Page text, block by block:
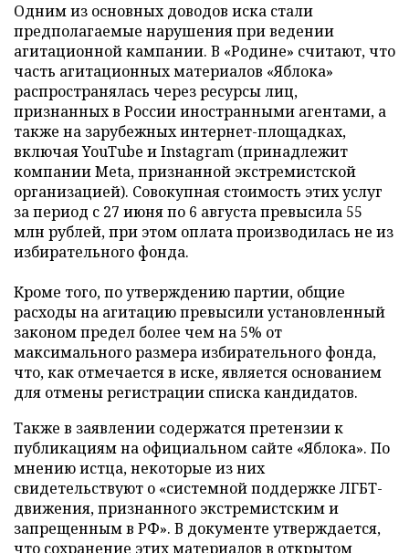
Одним из основных доводов иска стали
предполагаемые нарушения при ведении
агитационной кампании. В «Родине» считают, что
часть агитационных материалов «Яблока»
распространялась через ресурсы лиц,
признанных в России иностранными агентами, а
также на зарубежных интернет-площадках,
включая YouTube и Instagram (принадлежит
компании Meta, признанной экстремистской
организацией). Совокупная стоимость этих услуг
за период с 27 июня по 6 августа превысила 55
млн рублей, при этом оплата производилась не из
избирательного фонда.
Кроме того, по утверждению партии, общие
расходы на агитацию превысили установленный
законом предел более чем на 5% от
максимального размера избирательного фонда,
что, как отмечается в иске, является основанием
для отмены регистрации списка кандидатов.
Также в заявлении содержатся претензии к
публикациям на официальном сайте «Яблока». По
мнению истца, некоторые из них
свидетельствуют о «системной поддержке ЛГБТ-
движения, признанного экстремистским и
запрещенным в РФ». В документе утверждается,
что сохранение этих материалов в открытом